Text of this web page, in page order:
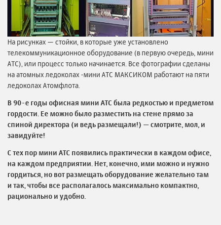
На рисунках — стойки, в которые уже установлено
телекоммуникационное оборудование (в первую очередь, мини
АТС), или процесс только начинается. Все фотографии сделаны
на атомных ледоколах -мини АТС МАКСИКОМ работают на пяти
ледоколах Атомфлота.
В 90-е годы офисная мини АТС была редкостью и предметом
гордости. Ее можно было разместить на стене прямо за
спиной директора (и ведь размещали!) — смотрите, мол, и
завидуйте!
С тех пор мини АТС появились практически в каждом офисе,
на каждом предприятии. Нет, конечно, ими можно и нужно
гордиться, но вот размещать оборудование желательно там
и так, чтобы все располагалось максимально компактно,
рационально и удобно.